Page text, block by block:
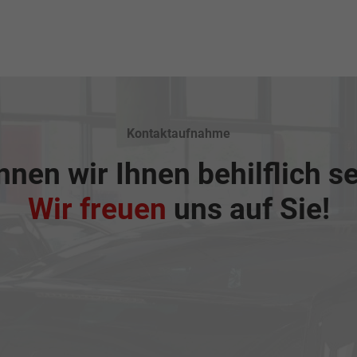
Kontaktaufnahme
wir Ihnen behilflich
Wir freuen uns auf Sie!